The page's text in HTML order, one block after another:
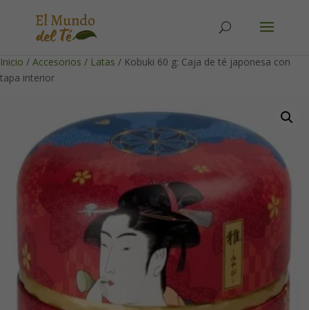
Inicio / Accesorios / Latas / Kobuki 60 g: Caja de té japonesa con
tapa interior